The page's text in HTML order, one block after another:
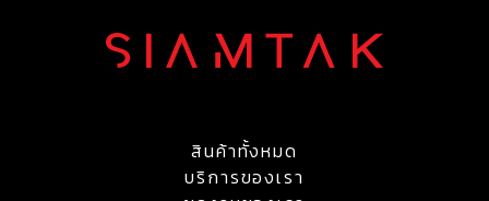
สินค้าทั้งหมด
บริการของเรา